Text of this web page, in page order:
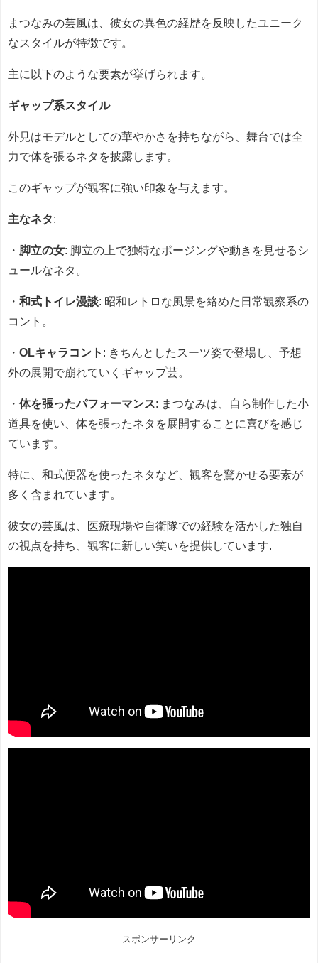
まつなみの芸風は、彼女の異色の経歴を反映したユニーク
なスタイルが特徴です。
主に以下のような要素が挙げられます。
ギャップ系スタイル
外見はモデルとしての華やかさを持ちながら、舞台では全
力で体を張るネタを披露します。
このギャップが観客に強い印象を与えます。
主なネタ:
・ 脚立の女: 脚立の上で独特なポージングや動きを見せるシ
ュールなネタ。
・ 和式トイレ漫談: 昭和レトロな風景を絡めた日常観察系の
コント。
・ OLキャラコント : きちんとしたスーツ姿で登場し、予想
外の展開で崩れていくギャップ芸。
・ 体を張ったパフォーマンス: まつなみは、自ら制作した小
道具を使い、体を張ったネタを展開することに喜びを感じ
ています。
特に、和式便器を使ったネタなど、観客を驚かせる要素が
多く含まれています。
彼女の芸風は、医療現場や自衛隊での経験を活かした独自
の視点を持ち、観客に新しい笑いを提供しています.
スポンサーリンク